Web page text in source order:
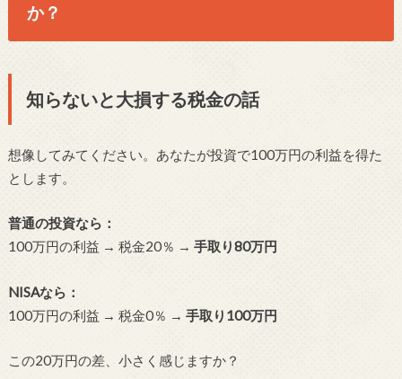
か？
知らないと大損する税金の話
想像してみてください。あなたが投資で100万円の利益を得た
とします。
普通の投資なら：
100万円の利益 → 税金20％ → 手取り80万円
NISAなら：
100万円の利益 → 税金0％ → 手取り100万円
この20万円の差、小さく感じますか？